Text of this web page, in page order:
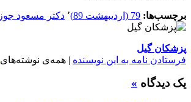
برچسب‌ها: 79 (ارديبهشت 89) ٬ دکتر مسعود
پزشكان گيل
فرستادن نامه به این نویسنده | همه‌ی نوشته‌های
یک دیدگاه »